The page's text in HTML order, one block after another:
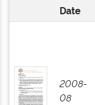
Date
2008-
08